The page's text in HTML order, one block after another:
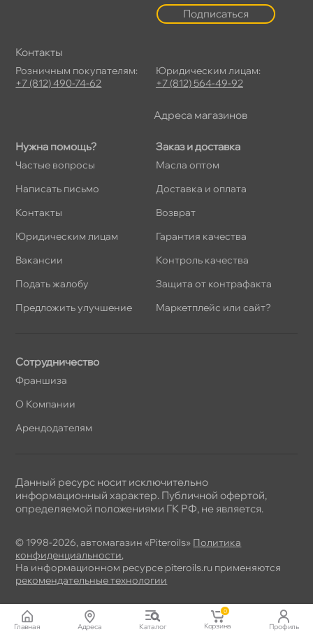
Нужна помощь?
Частые вопросы
Написать письмо
Контакты
Юридическим лицам
акансии
Подать жалобу
Предложить улучшение
Заказ и доставка
Масла оптом
Доставка и оплата
озврат
Гарантия качества
Контроль качества
Защита от контрафакта
Маркетплейс или сайт?
Подписаться
Сотрудничество
Франшиза
О Компании
Арендодателям
Контакты
Розничным покупателям:
+7 (812) 490-74-62
Юридическим лицам:
+7 (812) 564-49-92
Адреса магазино
© 1998-2026, автомагазин «Piteroils» Политика
конфиденциальности,
На информационном ресурсе piteroils.ru применяются
рекомендательные технологии
Данный ресурс носит исключительно
информационный характер. Публичной офертой,
определяемой положениями ГК РФ, не является.
Главная Адреса Катало
0
Корзина Профиль